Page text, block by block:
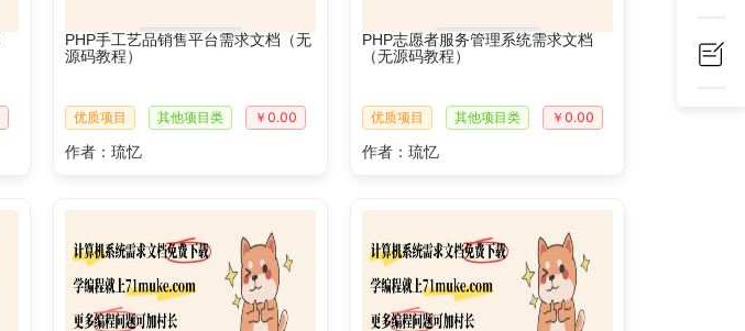
PHP手工艺品销售平台需求文档（无
源码教程）
优质项目 其他项目类 ￥0.00
作者：琉忆
PHP志愿者服务管理系统需求文档
（无源码教程）
优质项目 其他项目类 ￥0.00
作者：琉忆